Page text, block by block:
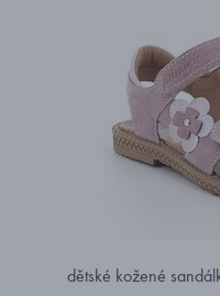
dětské kožené